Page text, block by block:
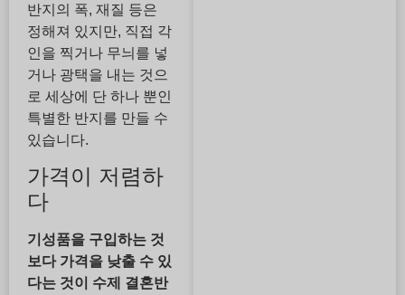
반지의 폭, 재질 등은
정해져 있지만, 직접 각
인을 찍거나 무늬를 넣
거나 광택을 내는 것으
로 세상에 단 하나 뿐인
특별한 반지를 만들 수
있습니다.
가격이 저렴하
다
기성품을 구입하는 것
보다 가격을 낮출 수 있
다는 것이 수제 결혼반